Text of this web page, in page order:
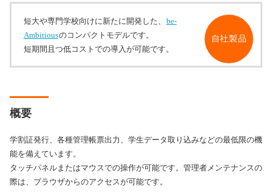
短大や専門学校向けに新たに開発した、 be-
Ambitiousのコンパクトモデルです。
短期間且つ低コストでの導入が可能です。
概要
学割証発行、各種管理帳票出力、学生データ取り込みなどの最低限の機
能を備えています。
タッチパネルまたはマウスでの操作が可能です。管理者メンテナンスの
際は、ブラウザからのアクセスが可能です。